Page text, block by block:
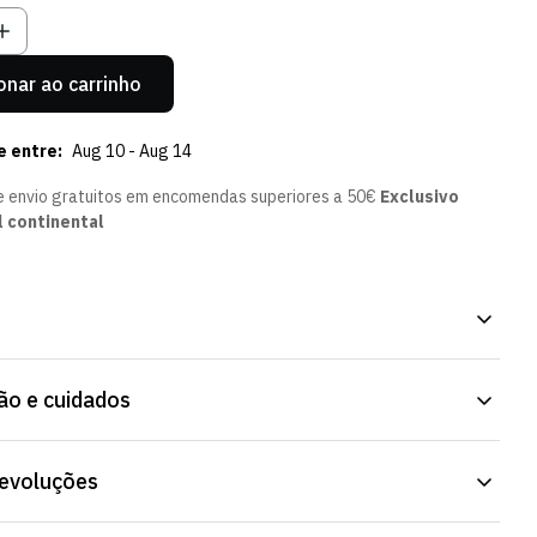
ao carrinho
entre: Aug 10 - Aug 14
envio gratuitos em encomendas superiores a 50€ Exclusivo
continental
contínuo. Disponível na Loja Verde Online.
e cuidados